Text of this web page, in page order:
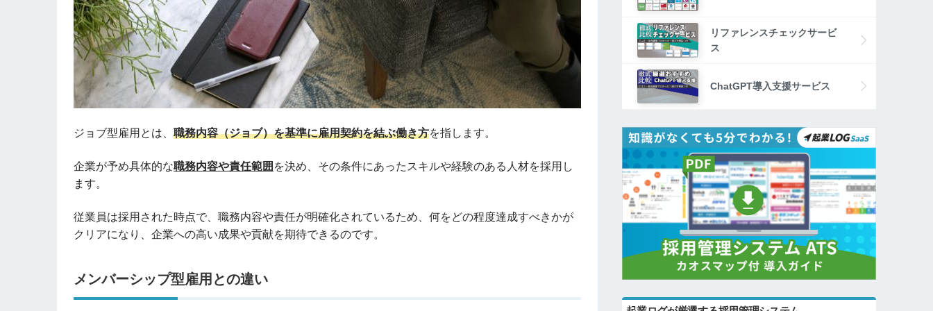
ジョブ型雇用とは、 職務内容（ジョブ）を基準に雇用契約を結ぶ働き方を指します。
企業が予め具体的な職務内容や責任範囲 を決め、その条件にあったスキルや経験のある人材を採用し
ます。
従業員は採用された時点で、職務内容や責任が明確化されているため、何をどの程度達成すべきかが
クリアになり、企業への高い成果や貢献を期待できるのです。
メンバーシップ型雇用との違い
リファレンスチェックサービ
ス
ChatGPT導入支援サービス